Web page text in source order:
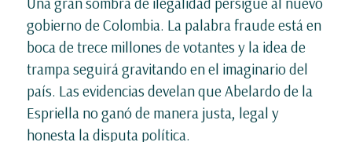
gobierno de Colombia. La palabra fraude está en
boca de trece millones de votantes y la idea de
trampa seguirá gravitando en el imaginario del
país. Las evidencias develan que Abelardo de la
Espriella no ganó de manera justa, legal y
honesta la disputa política.